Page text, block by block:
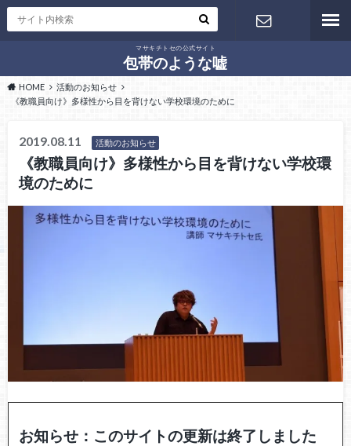
マサキチトセの公式サイト
包帯のような嘘
HOME
活動のお知らせ
《教職員向け》多様性から目を背けない学校環境のために
2019.08.11 活動のお知らせ
《教職員向け》多様性から目を背けない学校環
境のために
お知らせ：このサイトの更新は終了しました